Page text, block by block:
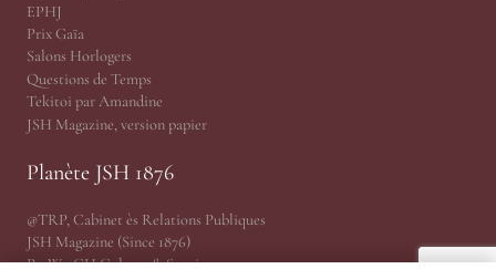
EPHJ
Prix Gaïa
Salons Horlogers
Questions de Temps
Tekitoi par Amandine
JSH Magazine, version papier
Planète JSH 1876
@TRP, Cabinet ès Relations Publiques
JSH Magazine (Since 1876)
ProWatCH Culture & Savoirs